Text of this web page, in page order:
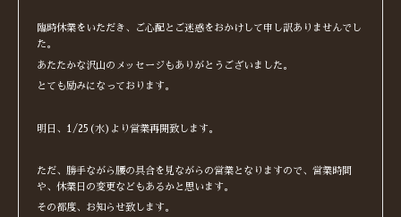
臨時休業をいただき、ご心配とご迷惑をおかけして申し訳ありませんでし
た。
あたたかな沢山のメッセージもありがとうございました。
とても励みになっております。
明日、1/25(水)より営業再開致します。
ただ、勝手ながら腰の具合を見ながらの営業となりますので、営業時間
や、休業日の変更などもあるかと思います。
その都度、お知らせ致します。